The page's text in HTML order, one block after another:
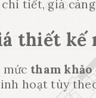
chi tiết, giá
thiết
mức tham khảo
hoạt tùy